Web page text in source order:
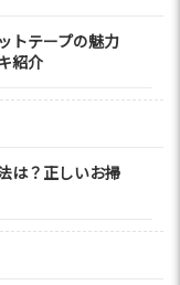
トテープの魅力
紹介
は？正しいお掃